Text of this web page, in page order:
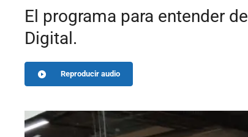
El programa para entender
Digital.
Reproducir audio